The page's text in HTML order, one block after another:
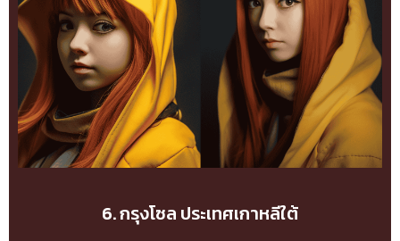
6. กรุงโซล ประเทศเกาหลีใต้